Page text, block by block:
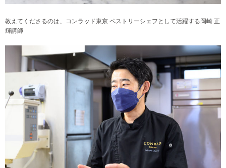
教えてくださるのは、コンラッド東京 ペストリーシェフとして活躍する岡崎 正
輝講師